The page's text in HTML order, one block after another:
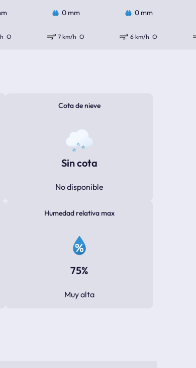
0 mm 0 mm
O 7 km/h O 6 km/h O
Cota de nieve
Sin cota
No disponible
Humedad relativa max
75%
Muy alta